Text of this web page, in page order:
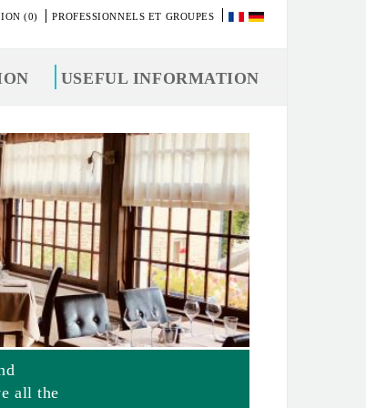
(0) PROFESSIONNELS ET GROUPES
USEFUL INFORMATION
all the